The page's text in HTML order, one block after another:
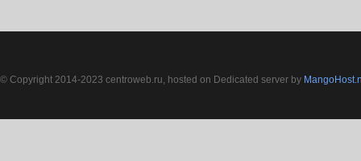
© Copyright 2014-2023 centroweb.ru, hosted on Dedicated server by